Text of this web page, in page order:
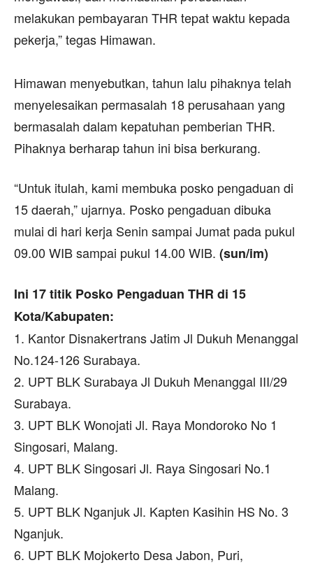
melakukan pembayaran THR tepat waktu kepada
pekerja,” tegas Himawan.
Himawan menyebutkan, tahun lalu pihaknya telah
menyelesaikan permasalah 18 perusahaan yang
bermasalah dalam kepatuhan pemberian THR.
Pihaknya berharap tahun ini bisa berkurang.
“Untuk itulah, kami membuka posko pengaduan di
15 daerah,” ujarnya. Posko pengaduan dibuka
mulai di hari kerja Senin sampai Jumat pada pukul
09.00 WIB sampai pukul 14.00 WIB. (sun/im)
Ini 17 titik Posko Pengaduan THR di 15
Kota/Kabupaten:
1. Kantor Disnakertrans Jatim Jl Dukuh Menanggal
No.124-126 Surabaya.
2. UPT BLK Surabaya Jl Dukuh Menanggal III/29
Surabaya.
3. UPT BLK Wonojati Jl. Raya Mondoroko No 1
Singosari, Malang.
4. UPT BLK Singosari Jl. Raya Singosari No.1
Malang.
5. UPT BLK Nganjuk Jl. Kapten Kasihin HS No. 3
Nganjuk.
6. UPT BLK Mojokerto Desa Jabon, Puri,